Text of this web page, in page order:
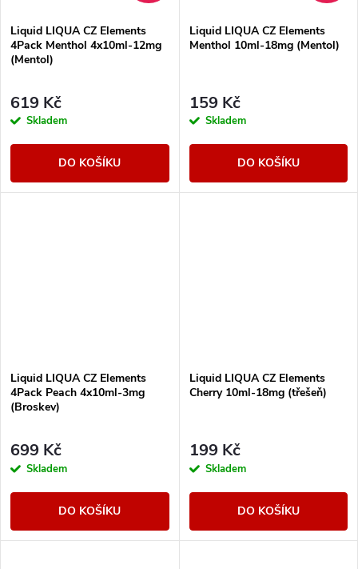
Liquid LIQUA CZ Elements
4Pack Menthol 4x10ml-12mg
(Mentol)
619 Kč
Skladem
DO KOŠÍKU
Liquid LIQUA CZ Elements
Menthol 10ml-18mg (Mentol)
159 Kč
Skladem
DO KOŠÍKU
Liquid LIQUA CZ Elements
4Pack Peach 4x10ml-3mg
(Broskev)
699 Kč
Skladem
DO KOŠÍKU
Liquid LIQUA CZ Elements
Cherry 10ml-18mg (třešeň)
199 Kč
Skladem
DO KOŠÍKU